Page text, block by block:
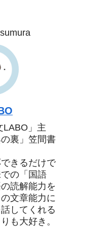
LABO」主
裏」笠間書
きるだけで
の「国語
読解能力を
文章能力に
してくれる
も大好き。